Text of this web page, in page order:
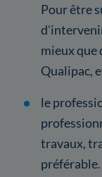
Pour être
mieux que
Qualipac,
le
travaux,
préférable.